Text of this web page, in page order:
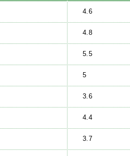
4.6
4.8
5.5
5
3.6
4.4
3.7